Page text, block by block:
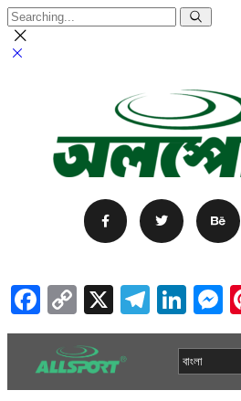
Facebook
Copy
Link
X